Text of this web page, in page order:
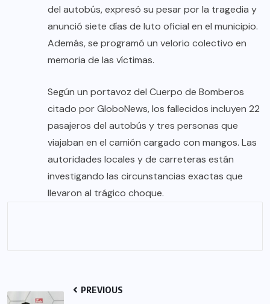
del autobús, expresó su pesar por la tragedia y
anunció siete días de luto oficial en el municipio.
Además, se programó un velorio colectivo en
memoria de las víctimas.
Según un portavoz del Cuerpo de Bomberos
citado por GloboNews, los fallecidos incluyen 22
pasajeros del autobús y tres personas que
viajaban en el camión cargado con mangos. Las
autoridades locales y de carreteras están
investigando las circunstancias exactas que
llevaron al trágico choque.
PREVIOUS